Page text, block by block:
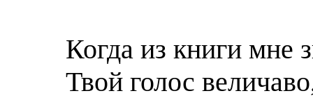
Когда из книги мне
Твой голос